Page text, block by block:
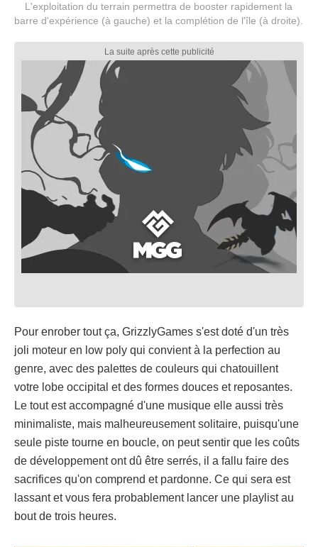
L'exploitation du terrain permettra de booster rapidement la
barre d'expérience (à gauche) et la complétion de l'île (à droite).
Pour enrober tout ça, GrizzlyGames s'est doté d'un très
joli moteur en low poly qui convient à la perfection au
genre, avec des palettes de couleurs qui chatouillent
votre lobe occipital et des formes douces et reposantes.
Le tout est accompagné d'une musique elle aussi très
minimaliste, mais malheureusement solitaire, puisqu'une
seule piste tourne en boucle, on peut sentir que les coûts
de développement ont dû être serrés, il a fallu faire des
sacrifices qu'on comprend et pardonne. Ce qui sera est
lassant et vous fera probablement lancer une playlist au
bout de trois heures.